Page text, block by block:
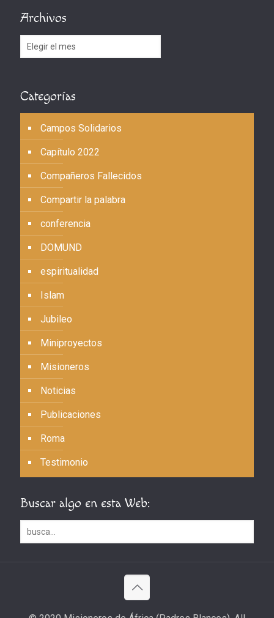
Archivos
Archivos
Categorías
Campos Solidarios
Capítulo 2022
Compañeros Fallecidos
Compartir la palabra
conferencia
DOMUND
espiritualidad
Islam
Jubileo
Miniproyectos
Misioneros
Noticias
Publicaciones
Roma
Testimonio
Buscar algo en esta Web: